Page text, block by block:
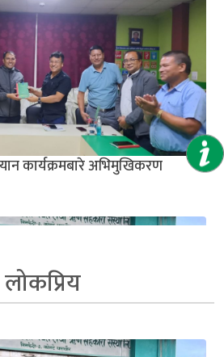
कार्यक्रमबारे अभिमुखिकरण
लोकप्रिय